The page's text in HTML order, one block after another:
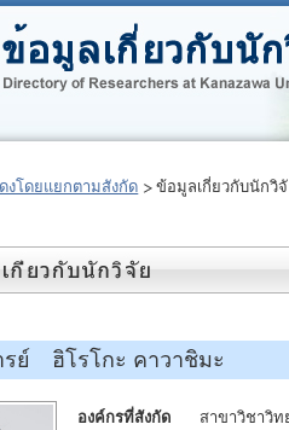
งโดยแยกตามสังกัด ข้อมูลเกี่ยวกับนักวิ
รย์ ฮิโรโกะ คาวาชิมะ
องค์กรที่สังกัด
สาขาวิชาวิ